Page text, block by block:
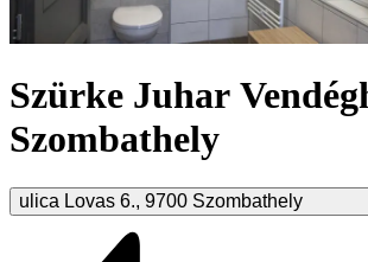
Szürke Juhar
Szombathely
ulica Lovas 6., 9700 Szombathely